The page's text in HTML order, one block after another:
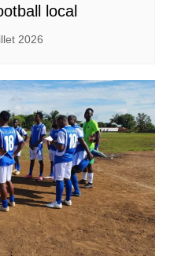
local
2026